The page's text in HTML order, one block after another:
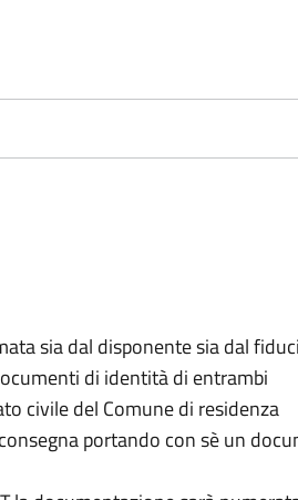
sia dal disponente sia dal
di identità di entrambi
civile del Comune di residenza
portando con sè un